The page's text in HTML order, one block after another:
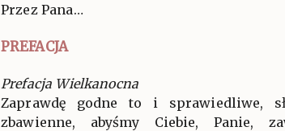
Przez Pana…
PREFACJA
Prefacja Wielkanocna
Zaprawdę godne to i sprawiedliwe,
zbawienne, abyśmy Ciebie, Panie,